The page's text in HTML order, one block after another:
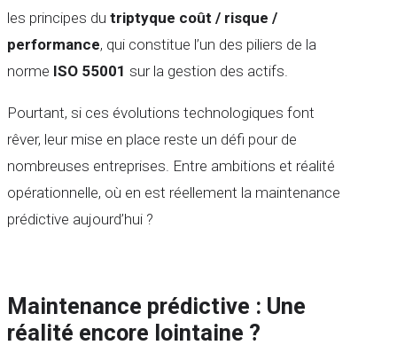
les principes du triptyque coût / risque /
performance, qui constitue l’un des piliers de la
norme ISO 55001 sur la gestion des actifs.
Pourtant, si ces évolutions technologiques font
rêver, leur mise en place reste un défi pour de
nombreuses entreprises. Entre ambitions et réalité
opérationnelle, où en est réellement la maintenance
prédictive aujourd’hui ?
Maintenance prédictive : Une
réalité encore lointaine ?